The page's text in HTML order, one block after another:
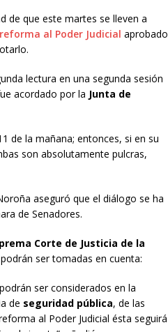
de que este martes se lleven a
al Poder Judicial aprobado
lectura en una segunda sesión
acordado por la Junta de
de la mañana; entonces, si en su
son absolutamente pulcras,
aseguró que el diálogo se ha
de Senadores.
Corte de Justicia de la
ser tomadas en cuenta:
ser considerados en la
de seguridad pública, de las
al Poder Judicial ésta seguirá